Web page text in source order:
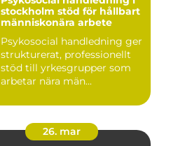
stockholm stöd för hållbart
människonära arbete
Psykosocial handledning ger
strukturerat, professionellt
stöd till yrkesgrupper som
arbetar nära män...
26. mar